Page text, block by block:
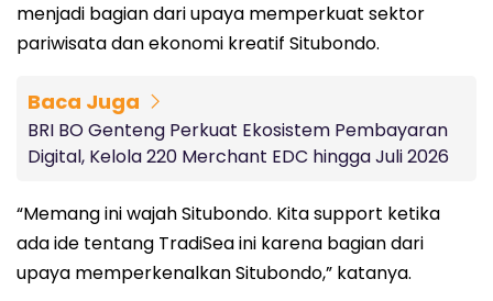
menjadi bagian dari upaya memperkuat sektor
pariwisata dan ekonomi kreatif Situbondo.
Baca Juga
BRI BO Genteng Perkuat Ekosistem Pembayaran
Digital, Kelola 220 Merchant EDC hingga Juli 2026
“Memang ini wajah Situbondo. Kita support ketika
ada ide tentang TradiSea ini karena bagian dari
upaya memperkenalkan Situbondo,” katanya.